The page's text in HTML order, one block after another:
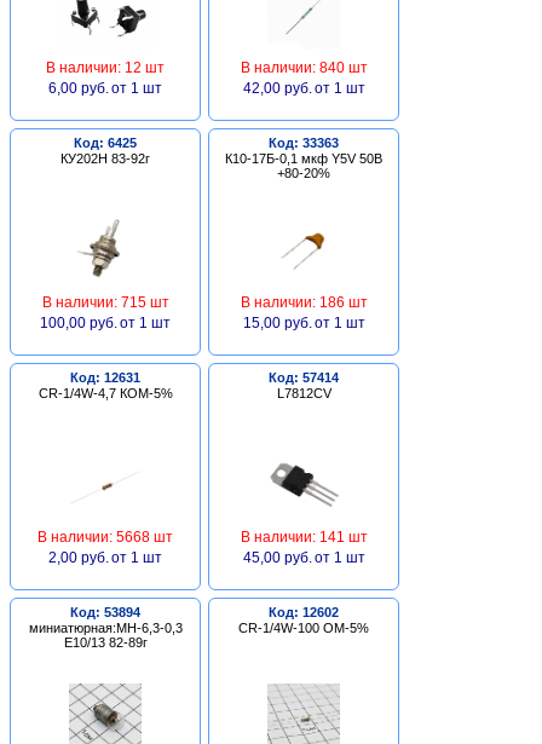
В наличии: 12 шт
6,00 руб. от 1 шт
В наличии: 840 шт
42,00 руб. от 1 шт
Код: 6425
КУ202Н 83-92г
В наличии: 715 шт
100,00 руб. от 1 шт
Код: 33363
К10-17Б-0,1 мкф Y5V 50В
+80-20%
В наличии: 186 шт
15,00 руб. от 1 шт
Код: 12631
CR-1/4W-4,7 КОМ-5%
В наличии: 5668 шт
2,00 руб. от 1 шт
Код: 57414
L7812CV
В наличии: 141 шт
45,00 руб. от 1 шт
Код: 53894
миниатюрная:МН-6,3-0,3
Е10/13 82-89г
Код: 12602
CR-1/4W-100 ОМ-5%